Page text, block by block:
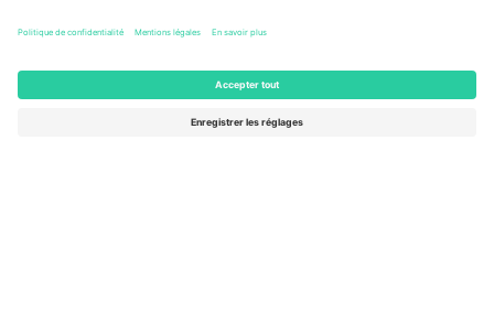
TixProtect
Programme d'affiliation
Comment ça marche
Centre d'information sur la Coupe
Nous contacter